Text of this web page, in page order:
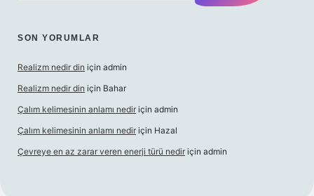
SON YORUMLAR
Realizm nedir din için admin
Realizm nedir din için Bahar
Çalım kelimesinin anlamı nedir için admin
Çalım kelimesinin anlamı nedir için Hazal
Çevreye en az zarar veren enerji türü nedir için admin